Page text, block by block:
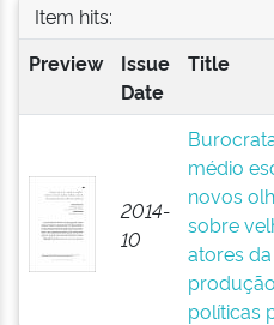
Item hits:
Preview
Issue
Date
Title
2014-
10
médio
novos
sobre
atores da
políticas